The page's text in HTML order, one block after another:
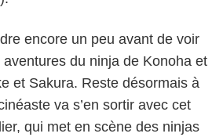
encore un peu avant de voir
du ninja de Konoha et
et Sakura. Reste désormais à
va s’en sortir avec cet
qui met en scène des ninjas